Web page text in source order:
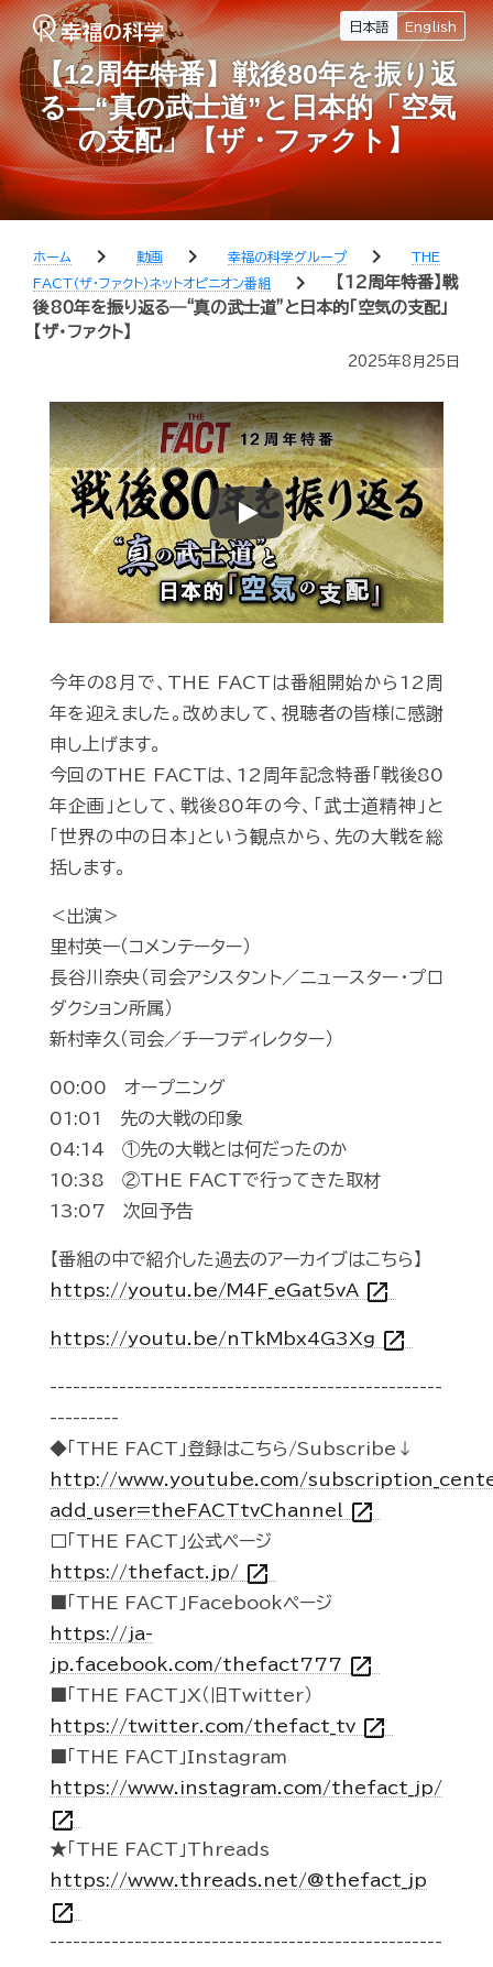
日本語 English
【12周年特番】戦後80年を振り返
る―“真の武士道”と日本的「空気
の支配」【ザ・ファクト】
ホーム chevron_right 動画 chevron_right 幸福の科学グループ chevron_right
THE
FACT（ザ・ファクト）ネットオピニオン番組
chevron_right
【12周年特番】戦
後80年を振り返る―“真の武士道”と日本的「空気の支配」
【ザ・ファクト】
2025年8月25日
Play
今年の8月で、THE FACTは番組開始から12周
年を迎えました。改めまして、視聴者の皆様に感謝
申し上げます。
今回のTHE FACTは、12周年記念特番「戦後80
年企画」として、戦後80年の今、「武士道精神」と
「世界の中の日本」という観点から、先の大戦を総
括します。
＜出演＞
里村英一（コメンテーター）
長谷川奈央（司会アシスタント／ニュースター・プロ
ダクション所属）
新村幸久（司会／チーフディレクター）
00:00 オープニング
01:01 先の大戦の印象
04:14 ①先の大戦とは何だったのか
10:38 ②THE FACTで行ってきた取材
13:07 次回予告
【番組の中で紹介した過去のアーカイブはこちら】
https://youtu.be/M4F_eGat5vA open_in_new
https://youtu.be/nTkMbx4G3Xg open_in_new
---------------------------------------------------
---------
◆「THE FACT」登録はこちら/Subscribe↓
http://www.youtube.com/
add_user=theFACTtvChannel open_in_new
□「THE FACT」公式ページ
https://thefact.jp/ open_in_new
■「THE FACT」Facebookページ
https://ja-
jp.facebook.com/thefact777 open_in_new
■「THE FACT」X（旧Twitter）
https://twitter.com/thefact_tv open_in_new
■「THE FACT」Instagram
https://www.instagram.com/thefact_jp/
open_in_new
★「THE FACT」Threads
https://www.threads.net/@thefact_jp
open_in_new
---------------------------------------------------